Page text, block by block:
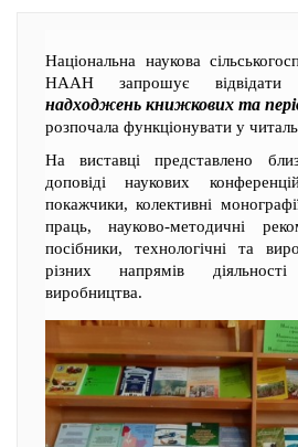
Національна наукова
НААН запрошує відвідати
надходжень книжкових та
розпочала функціонувати у
На виставці представлено
доповіді наукових
покажчики, колективні
праць, науково-методичні
посібники, технологічні та
різних напрямів діяльності
виробництва.